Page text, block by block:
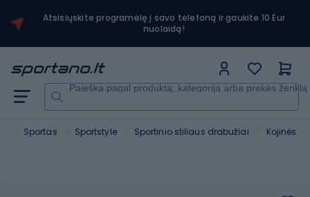
Atsisiųskite programėlę į savo telefoną ir gaukite 10 Eur
nuolaidą!
Paieška pagal produktą, kategoriją arba prekės ženklą
Sportas Sportstyle Sportinio stiliaus drabužiai Kojinės